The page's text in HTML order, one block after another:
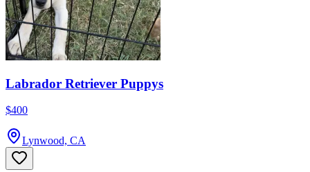
Labrador Retriever Puppys
$400
Lynwood, CA